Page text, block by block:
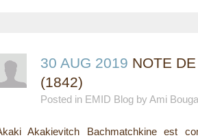
30 AUG 2019 NOTE
(1842)
Posted in EMID Blog by Ami
Akakievitch Bachmatchkine est